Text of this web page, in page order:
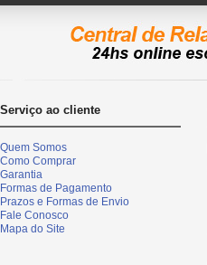
Serviço ao cliente
Quem Somos
Como Comprar
Garantia
Formas de Pagamento
Prazos e Formas de Envio
Fale Conosco
Mapa do Site